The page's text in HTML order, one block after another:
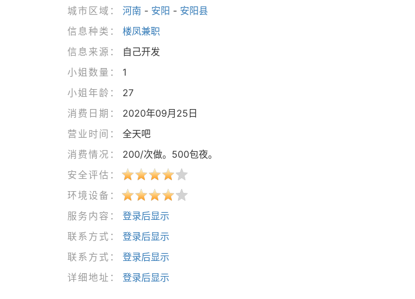
城市区域： 河南 - 安阳 - 安阳县
信息种类：
楼凤兼职
信息来源：
自己开发
小姐数量：
1
小姐年龄：
27
消费日期：
2020年09月25日
营业时间：
全天吧
消费情况：
200/次做。500包夜。
安全评估：
环境设备：
服务内容：
登录后显示
联系方式：
登录后显示
联系方式：
登录后显示
详细地址：
登录后显示